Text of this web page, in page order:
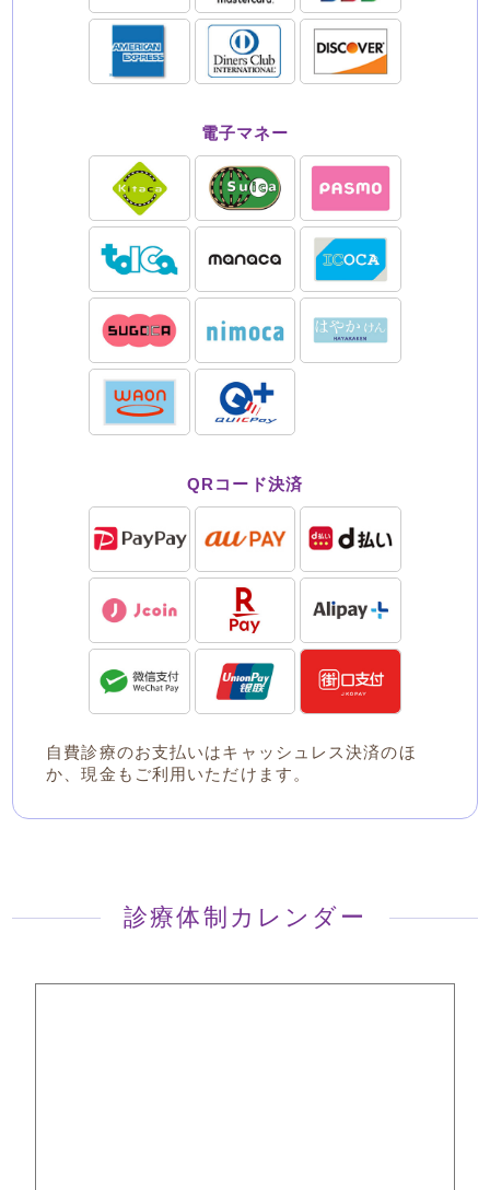
電子マネー
QRコード決済
自費診療のお支払いはキャッシュレス決済のほ
か、現金もご利用いただけます。
診療体制カレンダー